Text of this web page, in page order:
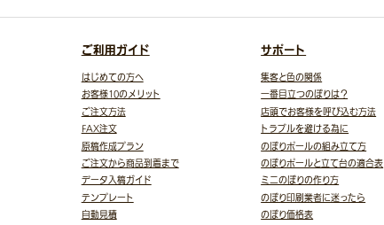
ご利用ガイド
はじめての方へ
お客様10のメリット
ご注文方法
FAX注文
原稿作成プラン
ご注文から商品到着まで
データ入稿ガイド
テンプレート
自動見積
サポート
集客と色の関係
一番目立つのぼりは？
店頭でお客様を呼び込む方法
トラブルを避ける為に
のぼりポールの組み立て方
のぼりポールと立て台の適合表
ミニのぼりの作り方
のぼり印刷業者に迷ったら
のぼり価格表